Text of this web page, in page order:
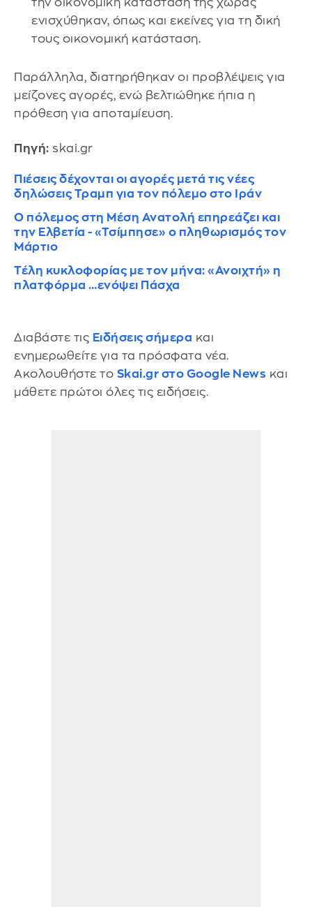
την οικονομική κατάσταση της χώρας
ενισχύθηκαν, όπως και εκείνες για τη δική
τους οικονομική κατάσταση.
Παράλληλα, διατηρήθηκαν οι προβλέψεις για
μείζονες αγορές, ενώ βελτιώθηκε ήπια η
πρόθεση για αποταμίευση.
Πηγή: skai.gr
Πιέσεις δέχονται οι αγορές μετά τις νέες
δηλώσεις Τραμπ για τον πόλεμο στο Ιράν
Ο πόλεμος στη Μέση Ανατολή επηρεάζει και
την Ελβετία - «Τσίμπησε» ο πληθωρισμός τον
Μάρτιο
Τέλη κυκλοφορίας με τον μήνα: «Ανοιχτή» η
πλατφόρμα …ενόψει Πάσχα
Διαβάστε τις Ειδήσεις σήμερα και
ενημερωθείτε για τα πρόσφατα νέα.
Ακολουθήστε το Skai.gr στο Google News και
μάθετε πρώτοι όλες τις ειδήσεις.